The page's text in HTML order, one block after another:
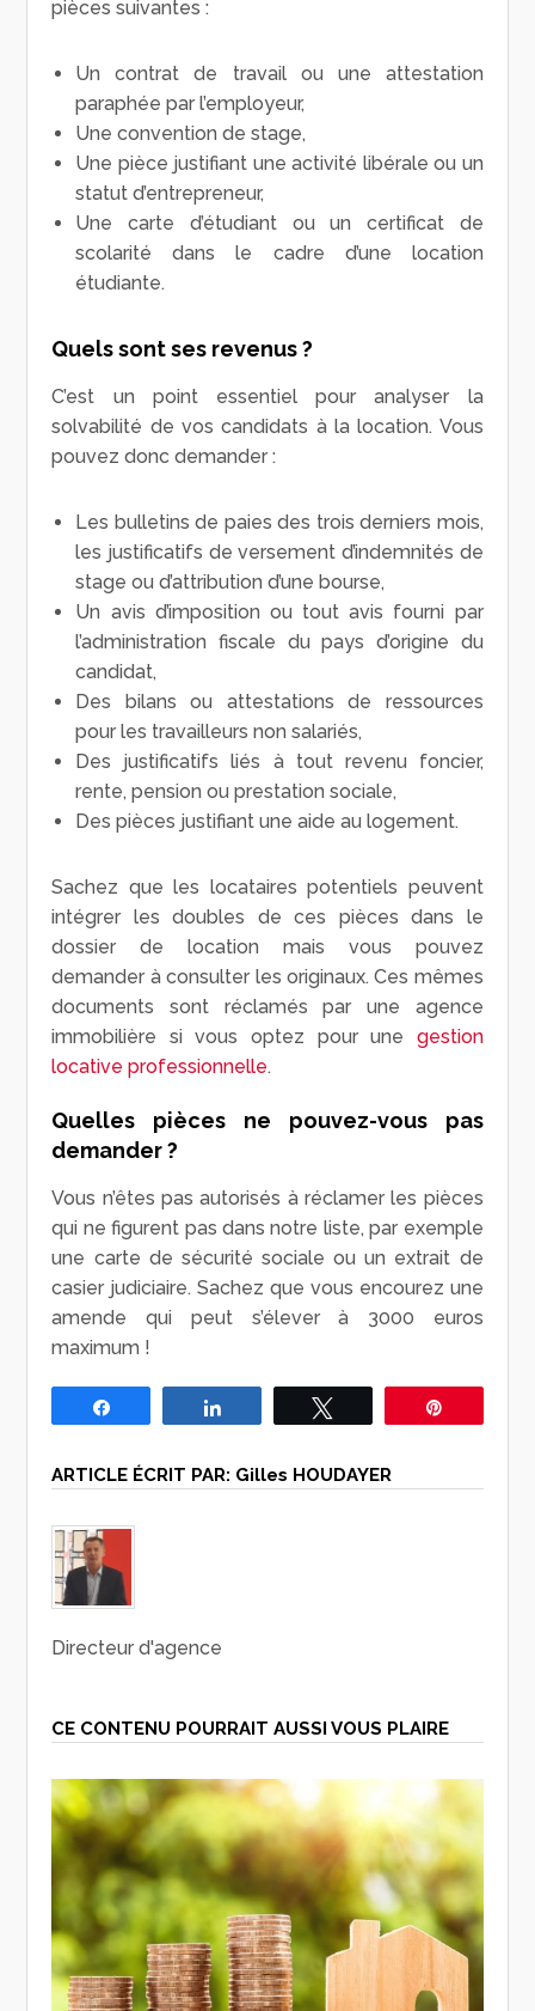
pièces suivantes :
Un contrat de travail ou une attestation
paraphée par l’employeur,
Une convention de stage,
Une pièce justifiant une activité libérale ou un
statut d’entrepreneur,
Une carte d’étudiant ou un certificat de
scolarité dans le cadre d’une location
étudiante.
Quels sont ses revenus ?
C’est un point essentiel pour analyser la
solvabilité de vos candidats à la location. Vous
pouvez donc demander :
Les bulletins de paies des trois derniers mois,
les justificatifs de versement d’indemnités de
stage ou d’attribution d’une bourse,
Un avis d’imposition ou tout avis fourni par
l’administration fiscale du pays d’origine du
candidat,
Des bilans ou attestations de ressources
pour les travailleurs non salariés,
Des justificatifs liés à tout revenu foncier,
rente, pension ou prestation sociale,
Des pièces justifiant une aide au logement.
Sachez que les locataires potentiels peuvent
intégrer les doubles de ces pièces dans le
dossier de location mais vous pouvez
demander à consulter les originaux. Ces mêmes
documents sont réclamés par une agence
immobilière si vous optez pour une gestion
locative professionnelle.
Quelles pièces ne pouvez-vous pas
demander ?
Vous n’êtes pas autorisés à réclamer les pièces
qui ne figurent pas dans notre liste, par exemple
une carte de sécurité sociale ou un extrait de
casier judiciaire. Sachez que vous encourez une
amende qui peut s’élever à 3000 euros
maximum !
ARTICLE ÉCRIT PAR: Gilles HOUDAYER
Directeur d'agence
CE CONTENU POURRAIT AUSSI VOUS PLAIRE